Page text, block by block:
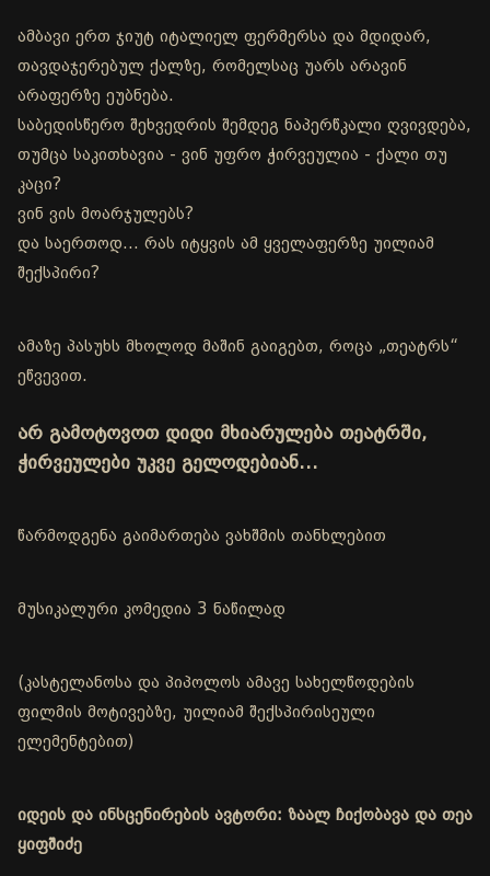
ამბავი ერთ ჯიუტ იტალიელ ფერმერსა და მდიდარ,
თავდაჯერებულ ქალზე, რომელსაც უარს არავინ
არაფერზე ეუბნება.
საბედისწერო შეხვედრის შემდეგ ნაპერწკალი ღვივდება,
თუმცა საკითხავია - ვინ უფრო ჭირვეულია - ქალი თუ
კაცი?
ვინ ვის მოარჯულებს?
და საერთოდ… რას იტყვის ამ ყველაფერზე უილიამ
შექსპირი?
ამაზე პასუხს მხოლოდ მაშინ გაიგებთ, როცა „თეატრს“
ეწვევით.
არ გამოტოვოთ დიდი მხიარულება თეატრში,
ჭირვეულები უკვე გელოდებიან…
წარმოდგენა გაიმართება ვახშმის თანხლებით
მუსიკალური კომედია 3 ნაწილად
(კასტელანოსა და პიპოლოს ამავე სახელწოდების
ფილმის მოტივებზე, უილიამ შექსპირისეული
ელემენტებით)
იდეის და ინსცენირების ავტორი: ზაალ ჩიქობავა და თეა
ყიფშიძე